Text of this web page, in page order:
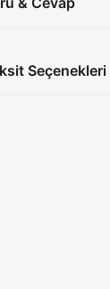
Seçenekleri